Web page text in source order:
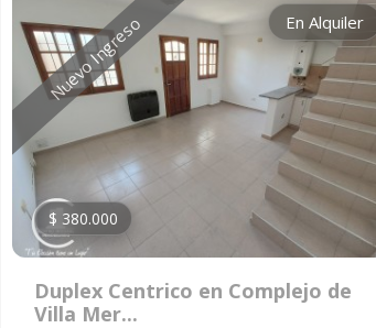
Nuevo Ingreso En Alquiler
$ 380.000
Duplex Centrico en Complejo de
Villa Mer...